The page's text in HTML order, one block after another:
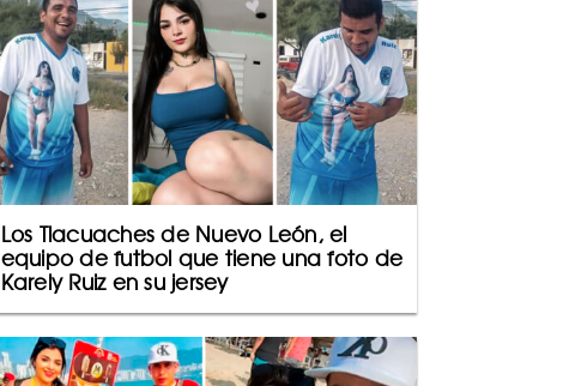
Los Tlacuaches de Nuevo León, el
equipo de futbol que tiene una foto de
Karely Ruiz en su jersey